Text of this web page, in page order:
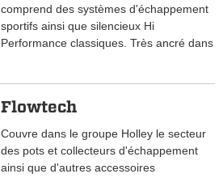
comprend des systèmes d'échappement
sportifs ainsi que silencieux Hi
Performance classiques. Très ancré dans
Flowtech
Couvre dans le groupe Holley le secteur
des pots et collecteurs d'échappement
ainsi que d'autres accessoires